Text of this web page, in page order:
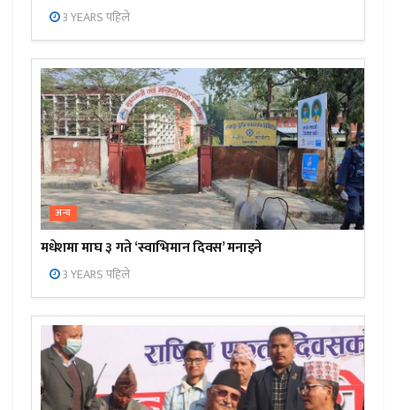
3 YEARS पहिले
अन्य
मधेशमा माघ ३ गते ‘स्वाभिमान दिवस’ मनाइने
3 YEARS पहिले